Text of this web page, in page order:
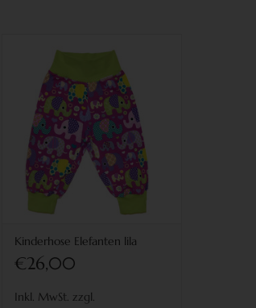
Kinderhose Elefanten lila
€26,00
Inkl. MwSt. zzgl.